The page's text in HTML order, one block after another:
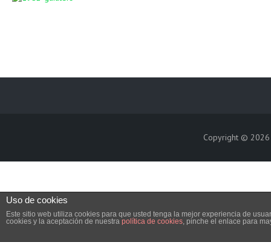
Copyright ©
Uso de cookies
Este sitio web utiliza cookies para que usted tenga la mejor experiencia de
cookies y la aceptación de nuestra política de cookies, pinche el enlace para